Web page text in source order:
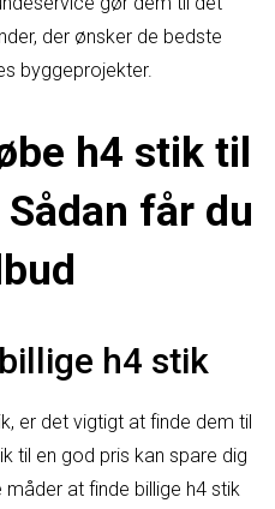
der ønsker de bedste
byggeprojekter.
h4 stik til
får du
h4 stik
er det vigtigt at finde dem til
til en god pris kan spare dig
at finde billige h4 stik